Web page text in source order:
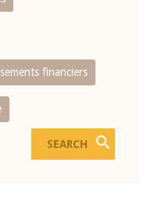
financiers